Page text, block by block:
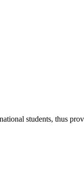
students, thus